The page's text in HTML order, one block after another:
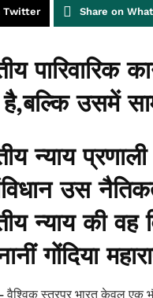
Twitter Share on
है,बल्कि उसमें
न्याय
उस
न्याय की
गोंदिया
वैश्विक स्तरपर भारत केवल एक